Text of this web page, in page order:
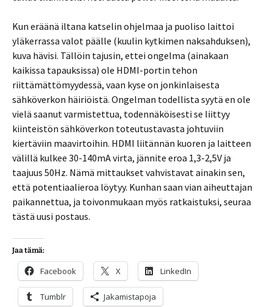
Kun eräänä iltana katselin ohjelmaa ja puoliso laittoi
yläkerrassa valot päälle (kuulin kytkimen naksahduksen),
kuva hävisi. Tällöin tajusin, ettei ongelma (ainakaan
kaikissa tapauksissa) ole HDMI-portin tehon
riittämättömyydessä, vaan kyse on jonkinlaisesta
sähköverkon häiriöistä. Ongelman todellista syytä en ole
vielä saanut varmistettua, todennäköisesti se liittyy
kiinteistön sähköverkon toteutustavasta johtuviin
kiertäviin maavirtoihin. HDMI liitännän kuoren ja laitteen
välillä kulkee 30-140mA virta, jännite eroa 1,3-2,5V ja
taajuus 50Hz. Nämä mittaukset vahvistavat ainakin sen,
että potentiaalieroa löytyy. Kunhan saan vian aiheuttajan
paikannettua, ja toivonmukaan myös ratkaistuksi, seuraa
tästä uusi postaus.
Jaa tämä:
Facebook X LinkedIn
Tumblr Jakamistapoja